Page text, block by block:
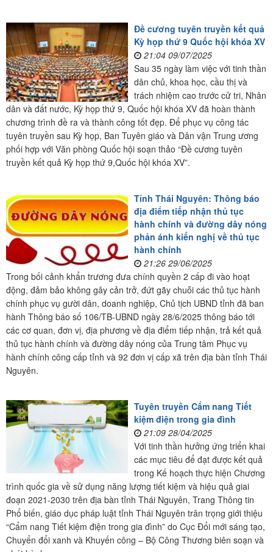
Đề cương tuyên truyền kết quả
Kỳ họp thứ 9 Quốc hội khóa XV
21:04 09/07/2025
Sau 35 ngày làm việc với tinh thần
dân chủ, khoa học, cầu thị và
trách nhiệm cao trước cử tri, Nhân
dân và đất nước, Kỳ họp thứ 9, Quốc hội khóa XV đã hoàn thành
chương trình đề ra và thành công tốt đẹp. Để phục vụ công tác
tuyên truyền sau Kỳ họp, Ban Tuyên giáo và Dân vận Trung ương
phối hợp với Văn phòng Quốc hội soạn thảo “Đề cương tuyên
truyền kết quả Kỳ họp thứ 9,Quốc hội khóa XV”.
Tỉnh Thái Nguyên: Thông báo
địa điểm tiếp nhận thủ tục
hành chính và đường dây nóng
phản ánh kiến nghị về thủ tục
hành chính
21:26 29/06/2025
Trong bối cảnh khẩn trương đưa chính quyền 2 cấp đi vào hoạt
động, đảm bảo không gây cản trở, đứt gãy chuỗi các thủ tục hành
chính phục vụ gười dân, doanh nghiệp, Chủ tịch UBND tỉnh đã ban
hành Thông báo số 106/TB-UBND ngày 28/6/2025 thông báo tới
các cơ quan, đơn vị, địa phương về địa điểm tiếp nhận, trả kết quả
thủ tục hành chính và đường dây nóng của Trung tâm Phục vụ
hành chính công cấp tỉnh và 92 đơn vị cấp xã trên địa bàn tỉnh Thái
Nguyên.
Tuyên truyền Cẩm nang Tiết
kiệm điện trong gia đình
21:09 28/04/2025
Với tinh thần hưởng ứng triển khai
các mục tiêu để đạt được kết quả
trong Kế hoạch thực hiện Chương
trình quốc gia về sử dụng năng lượng tiết kiệm và hiệu quả giai
đoạn 2021-2030 trên địa bàn tỉnh Thái Nguyên, Trang Thông tin
Phổ biến, giáo dục pháp luật tỉnh Thái Nguyên trân trọng giới thiệu
“Cẩm nang Tiết kiệm điện trong gia đình” do Cục Đổi mới sáng tạo,
Chuyển đổi xanh và Khuyến công – Bộ Công Thương biên soạn và